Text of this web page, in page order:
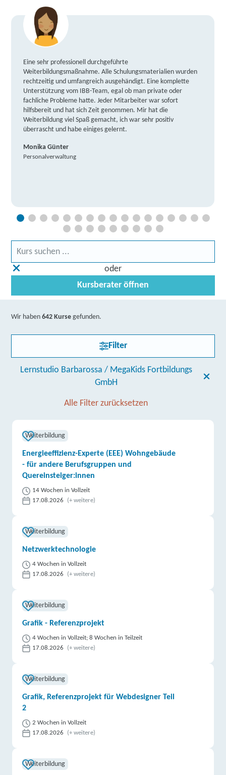
Eine sehr professionell durchgeführte
Weiterbildungsmaßnahme. Alle Schulungsmaterialien wurden
rechtzeitig und umfangreich ausgehändigt. Eine komplette
Unterstützung vom IBB-Team, egal ob man private oder
fachliche Probleme hatte. Jeder Mitarbeiter war sofort
hilfsbereit und hat sich Zeit genommen. Mir hat die
Weiterbildung viel Spaß gemacht, ich war sehr positiv
überrascht und habe einiges gelernt.
Monika Günter
Personalverwaltung
oder
Kursberater öffnen
Wir haben642 Kurse gefunden.
Filter
Lernstudio Barbarossa / MegaKids Fortbildungs
GmbH
Alle Filter zurücksetzen
Weiterbildung
Energieeffizienz-Experte (EEE) Wohngebäude
- für andere Berufsgruppen und
Quereinsteiger:innen
14 Wochen in Vollzeit
17.08.2026
(+ weitere)
Weiterbildung
Netzwerktechnologie
4 Wochen in Vollzeit
17.08.2026
(+ weitere)
Weiterbildung
Grafik - Referenzprojekt
4 Wochen in Vollzeit; 8 Wochen in Teilzeit
17.08.2026
(+ weitere)
Weiterbildung
Grafik, Referenzprojekt für Webdesigner Teil
2
2 Wochen in Vollzeit
17.08.2026
(+ weitere)
Weiterbildung